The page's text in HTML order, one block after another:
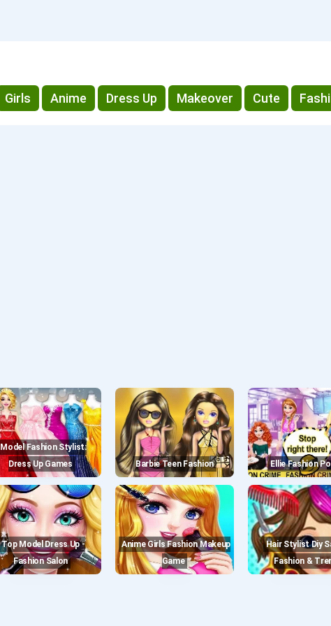
Girls Anime Dress Up Makeover Cute
Model Fashion Stylist:
Dress Up Games
Barbie Teen Fashion Ellie Fashion
Top Model Dress Up -
Fashion Salon
Anime Girls Fashion Makeup
Game
Hair Stylist Diy Salon -
Fashion &